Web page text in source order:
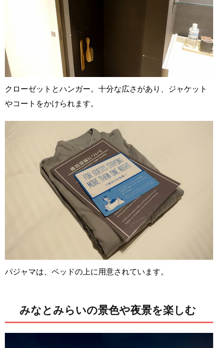
クローゼットとハンガー。十分な広さがあり、ジャケット
やコートをかけられます。
パジャマは、ベッドの上に用意されています。
みなとみらいの景色や夜景を楽しむ